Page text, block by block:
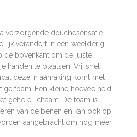
verzorgende douchesensatie
verandert in een weelderig
de bovenkant om de juiste
handen te plaatsen. Vrij snel
deze in aanraking komt met
foam. Een kleine hoeveelheid
gehele lichaam. De foam is
van de benen en kan ook op
aangebracht om nog meer